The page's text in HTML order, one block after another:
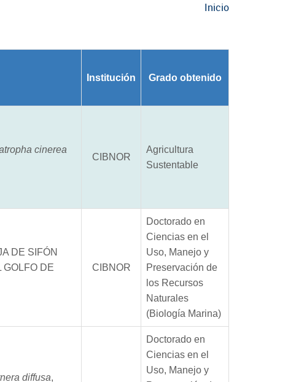
Inicio
Institución Grado obtenido
cinerea
CIBNOR
Agricultura
Sustentable
DE SIFÓN
GOLFO DE
CIBNOR
Doctorado en
Ciencias en el
Uso, Manejo y
Preservación de
los Recursos
Naturales
(Biología Marina)
diffusa,
Doctorado en
Ciencias en el
Uso, Manejo y